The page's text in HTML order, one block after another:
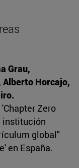
Grau,
Alberto Horcajo,
Zero
institución
global"
en España.